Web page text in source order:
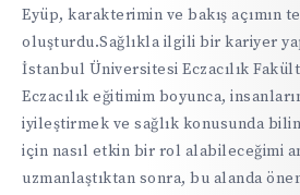
Eyüp, karakterimin ve bakış açımın
oluşturdu.Sağlıkla ilgili bir kariyer
İstanbul Üniversitesi Eczacılık
Eczacılık eğitimim boyunca,
iyileştirmek ve sağlık konusunda
için nasıl etkin bir rol alabileceğimi
uzmanlaştıktan sonra, bu alanda